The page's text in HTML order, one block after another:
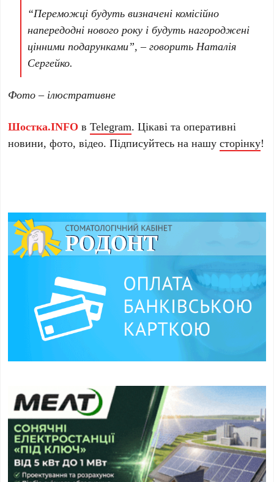
“Переможці будуть визначені комісійно
напередодні нового року і будуть нагороджені
цінними подарунками”, – говорить Наталія
Сергейко.
Фото – ілюстративне
Шостка.INFO вTelegram. Цікаві та оперативні
новини, фото, відео. Підписуйтесь на нашусторінку!